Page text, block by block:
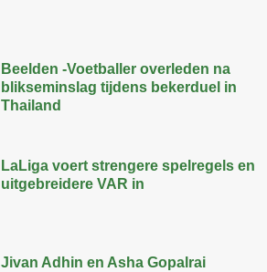
Beelden -Voetballer overleden na
blikseminslag tijdens bekerduel in
Thailand
LaLiga voert strengere spelregels en
uitgebreidere VAR in
Jivan Adhin en Asha Gopalrai